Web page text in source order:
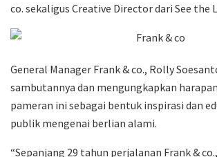
co. sekaligus Creative Director dari See
General Manager Frank & co., Rolly
sambutannya dan mengungkapkan
pameran ini sebagai bentuk inspirasi dan
publik mengenai berlian alami.
“Sepanjang 29 tahun perjalanan Frank &